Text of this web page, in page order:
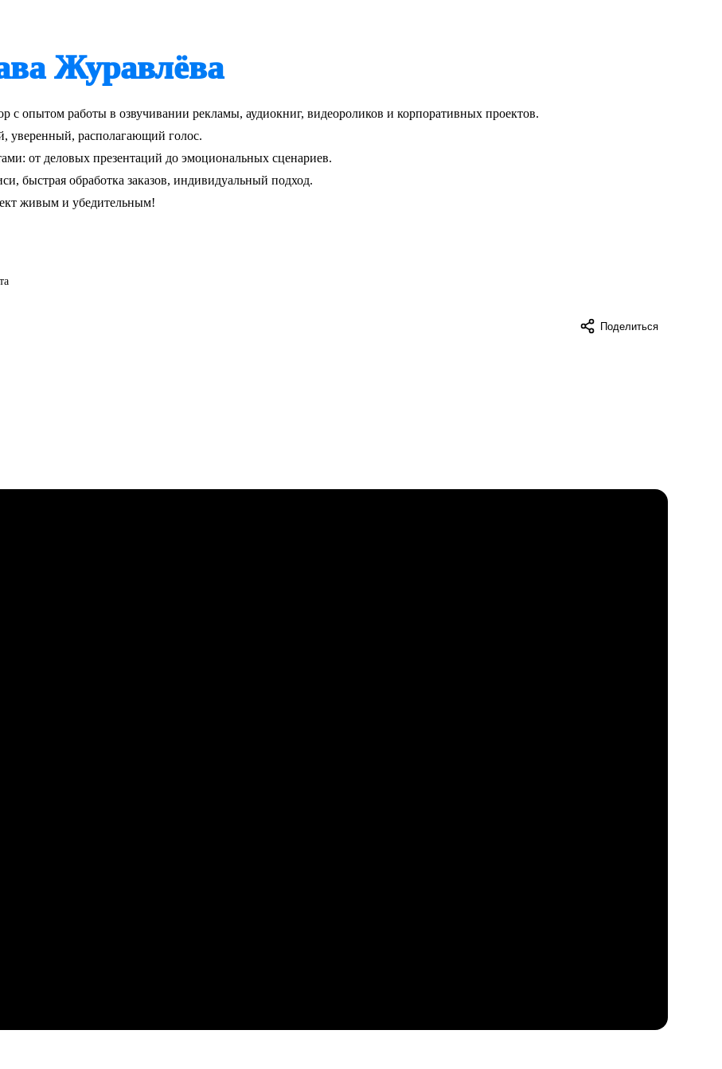
Журавлёва
с опытом работы в озвучивании рекламы, аудиокниг, видеороликов и корпоративных проектов.
уверенный, располагающий голос.
от деловых презентаций до эмоциональных сценариев.
быстрая обработка заказов, индивидуальный подход.
живым и убедительным!
Поделиться